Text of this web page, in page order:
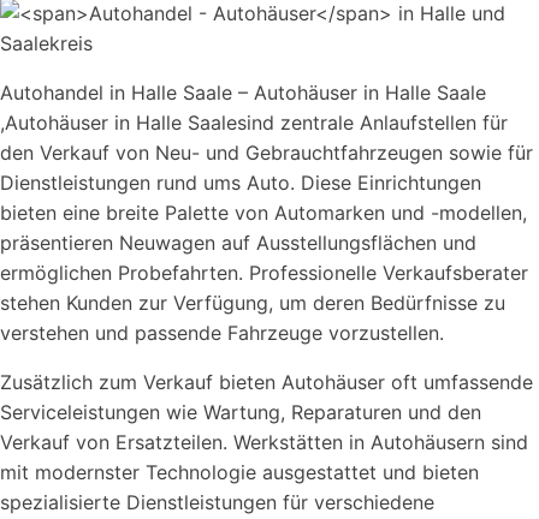
Autohandel in Halle Saale – Autohäuser in Halle Saale
,Autohäuser in Halle Saalesind zentrale Anlaufstellen für
den Verkauf von Neu- und Gebrauchtfahrzeugen sowie für
Dienstleistungen rund ums Auto. Diese Einrichtungen
bieten eine breite Palette von Automarken und -modellen,
präsentieren Neuwagen auf Ausstellungsflächen und
ermöglichen Probefahrten. Professionelle Verkaufsberater
stehen Kunden zur Verfügung, um deren Bedürfnisse zu
verstehen und passende Fahrzeuge vorzustellen.
Zusätzlich zum Verkauf bieten Autohäuser oft umfassende
Serviceleistungen wie Wartung, Reparaturen und den
Verkauf von Ersatzteilen. Werkstätten in Autohäusern sind
mit modernster Technologie ausgestattet und bieten
spezialisierte Dienstleistungen für verschiedene